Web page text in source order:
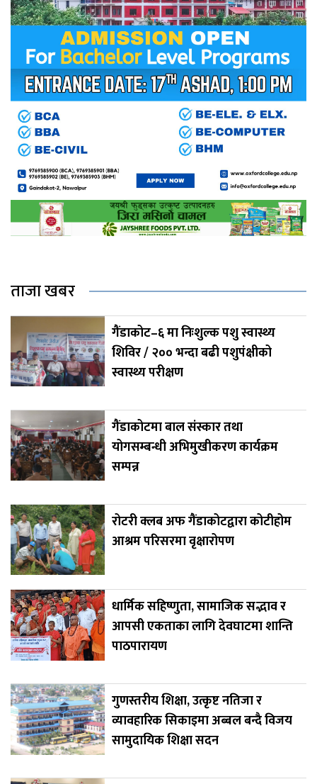
ताजा खबर
गैंडाकोट–६ मा निःशुल्क पशु स्वास्थ्य
शिविर / २०० भन्दा बढी पशुपंक्षीको
स्वास्थ्य परीक्षण
गैंडाकोटमा बाल संस्कार तथा
योगसम्बन्धी अभिमुखीकरण कार्यक्रम
सम्पन्न
रोटरी क्लब अफ गैंडाकोटद्वारा कोटीहोम
आश्रम परिसरमा वृक्षारोपण
धार्मिक सहिष्णुता, सामाजिक सद्भाव र
आपसी एकताका लागि देवघाटमा शान्ति
पाठपारायण
गुणस्तरीय शिक्षा, उत्कृष्ट नतिजा र
व्यावहारिक सिकाइमा अब्बल बन्दै विजय
सामुदायिक शिक्षा सदन